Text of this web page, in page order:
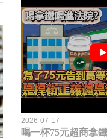
2026-07-17
喝一杯75元超商拿